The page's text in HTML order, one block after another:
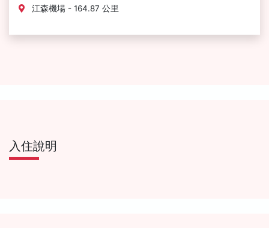
江森機場 - 164.87 公里
入住說明